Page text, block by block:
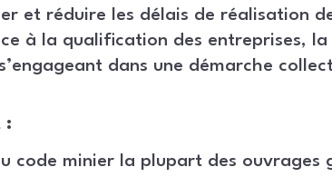
et réduire les délais de réalisation
à la qualification des entreprises,
dans une démarche
:
code minier la plupart des ouvrages